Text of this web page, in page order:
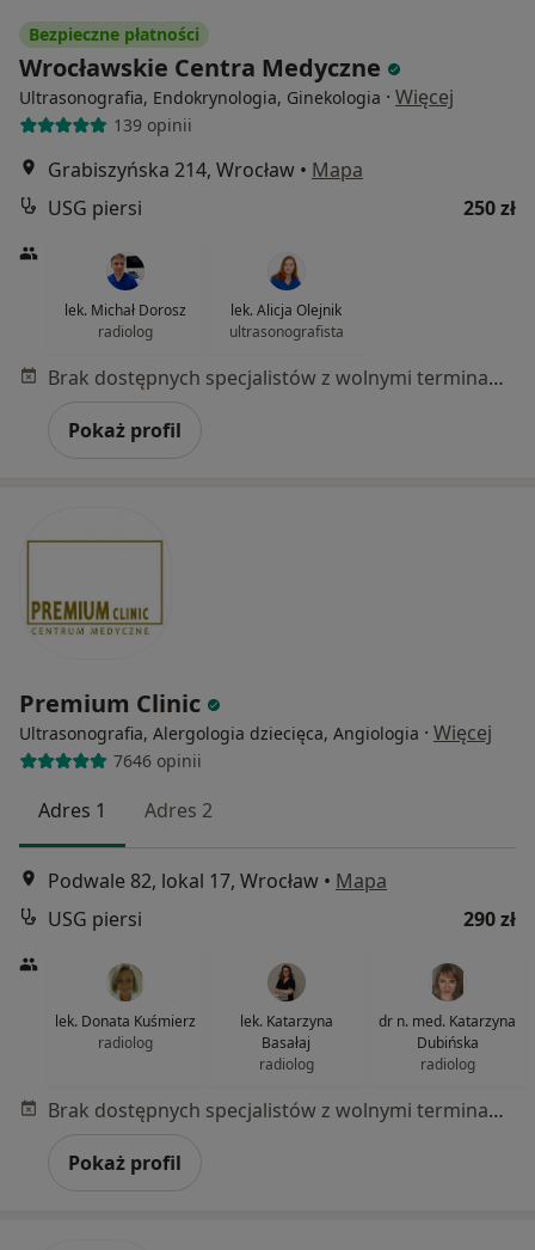
Bezpieczne płatności
Wrocławskie Centra Medyczne
Ultrasonografia, Endokrynologia, Ginekologia · Więcej
139 opinii
Grabiszyńska 214, Wrocław • Mapa
USG piersi
250 zł
lek. Michał Dorosz
radiolog
lek. Alicja Olejnik
ultrasonografista
Brak dostępnych specjalistów z wolnymi terminami w tym centrum medycznym.
Pokaż profil
Premium Clinic
Ultrasonografia, Alergologia dziecięca, Angiologia · Więcej
7646 opinii
Adres 1 Adres 2
Podwale 82, lokal 17, Wrocław • Mapa
USG piersi
290 zł
lek. Donata Kuśmierz
radiolog
lek. Katarzyna
Basałaj
radiolog
dr n. med. Katarzyna
Dubińska
radiolog
Brak dostępnych specjalistów z wolnymi terminami w tym centrum medycznym.
Pokaż profil